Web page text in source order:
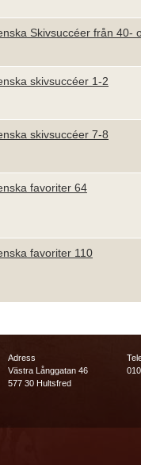
Skivsuccéer från 40-
skivsuccéer 1-2
skivsuccéer 7-8
favoriter 64
favoriter 110
Adress
Västra Långgatan 46
577 30 Hultsfred